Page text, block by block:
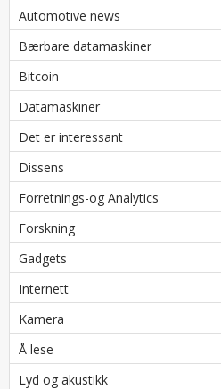
Automotive news
Bærbare datamaskiner
Bitcoin
Datamaskiner
Det er interessant
Dissens
Forretnings-og Analytics
Forskning
Gadgets
Internett
Kamera
Å lese
Lyd og akustikk